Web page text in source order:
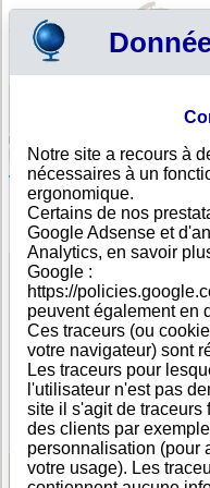
Maldives > Toutes villes > Male
TOTAL TRANSPORT
LTD, Male
FICHE ENTREPRISE
Dénomination
LTD
Adresse
Ma.
Ville
Male
Pays
Maldives
Type
d'adresse
Adresse
Téléphone
+960 30-----
DUNS®
Number
98-------
Notre site a recours à
nécessaires à un
ergonomique.
Certains de nos
Google Adsense et
Analytics, en savoir
Google :
https://
peuvent également en
Ces traceurs (ou
votre navigateur) sont
Les traceurs pour
l'utilisateur n'est pas
site il s'agit de traceurs
des clients par
personnalisation (pour
votre usage). Les